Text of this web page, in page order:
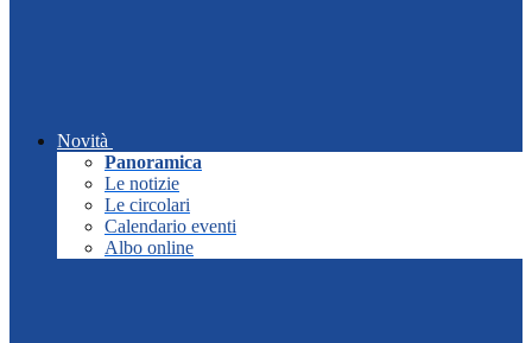
Novità
Panoramica
Le notizie
Le circolari
Calendario eventi
Albo online